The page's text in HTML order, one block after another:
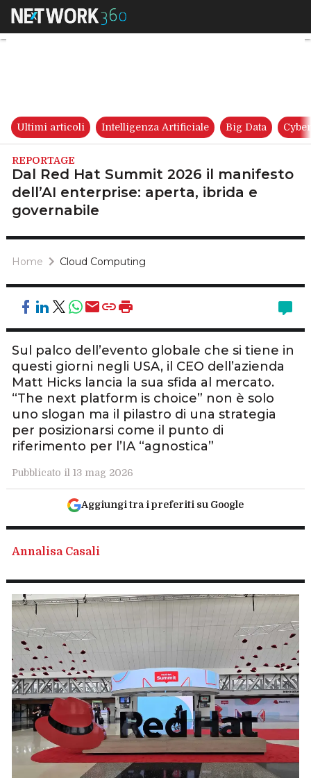
Dal Red Hat Summit 2026 il
Ultimi articoli Intelligenza Artificiale Big Data
REPORTAGE
Dal Red Hat Summit 2026 il manifesto
dell’AI enterprise: aperta, ibrida e
governabile
Home Cloud Computing
Sul palco dell’evento globale che si tiene in
questi giorni negli USA, il CEO dell’azienda
Matt Hicks lancia la sua sfida al mercato.
“The next platform is choice” non è solo
uno slogan ma il pilastro di una strategia
per posizionarsi come il punto di
riferimento per l’IA “agnostica”
Pubblicato il 13 mag 2026
Aggiungi tra i preferiti su Google
Annalisa Casali